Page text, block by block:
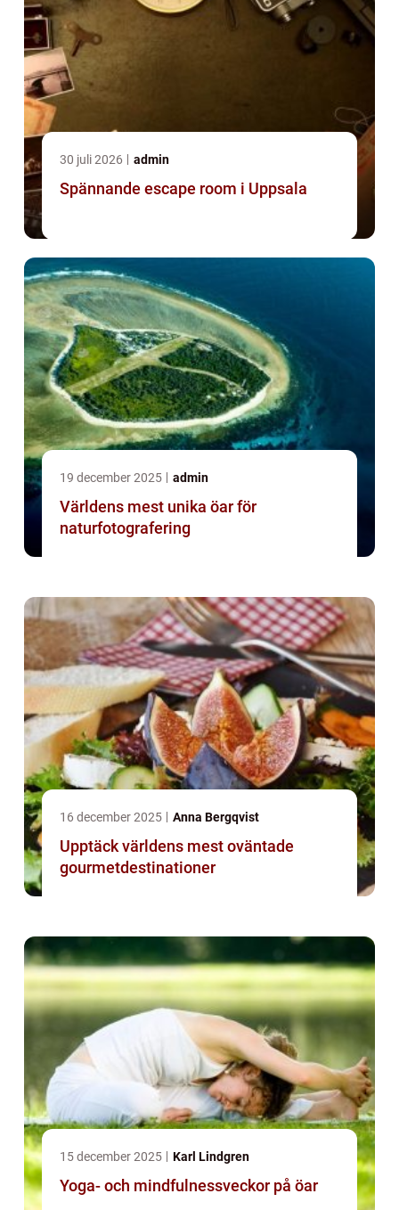
30 juli 2026 admin
Spännande escape room i Uppsala
19 december 2025 admin
Världens mest unika öar för
naturfotografering
16 december 2025 Anna Bergqvist
Upptäck världens mest oväntade
gourmetdestinationer
15 december 2025 Karl Lindgren
Yoga- och mindfulnessveckor på öar